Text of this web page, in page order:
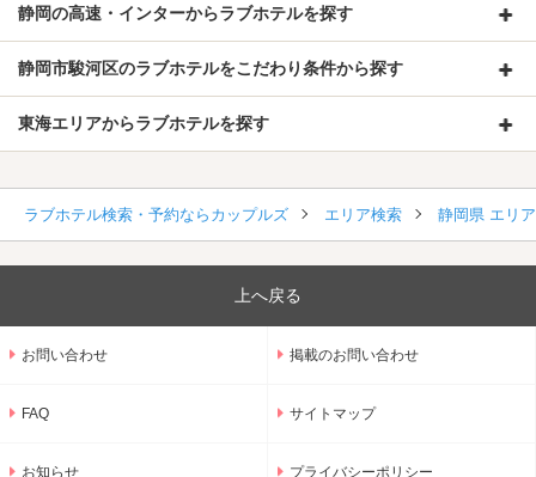
静岡の高速・インターからラブホテルを探す
静岡市駿河区のラブホテルをこだわり条件から探す
東海エリアからラブホテルを探す
ラブホテル検索・予約ならカップルズ エリア検索 静岡県 エリ
上へ戻る
お問い合わせ 掲載のお問い合わせ
FAQ サイトマップ
お知らせ プライバシーポリシー